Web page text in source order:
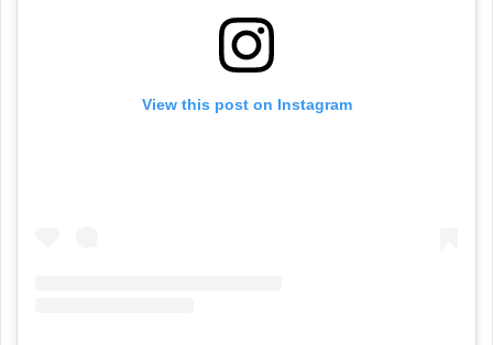
View this post on Instagram